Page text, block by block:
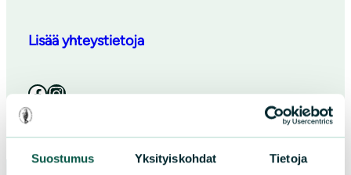
Suostumus Yksityiskohdat Tietoja
Lisää yhteystietoja
Facebook Instagram